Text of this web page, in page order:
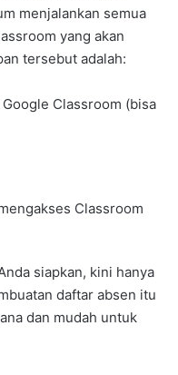
menjalankan semua
yang akan
tersebut adalah:
Classroom (bisa
Classroom
siapkan, kini hanya
daftar absen itu
dan mudah untuk